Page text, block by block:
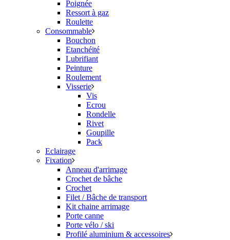
Poignée
Ressort à gaz
Roulette
Consommable
Bouchon
Etanchéité
Lubrifiant
Peinture
Roulement
Visserie
Vis
Ecrou
Rondelle
Rivet
Goupille
Pack
Eclairage
Fixation
Anneau d'arrimage
Crochet de bâche
Crochet
Filet / Bâche de transport
Kit chaine arrimage
Porte canne
Porte vélo / ski
Profilé aluminium & accessoires